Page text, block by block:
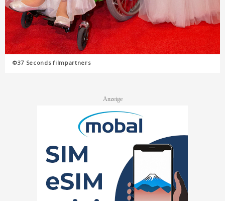
©37 Seconds filmpartners